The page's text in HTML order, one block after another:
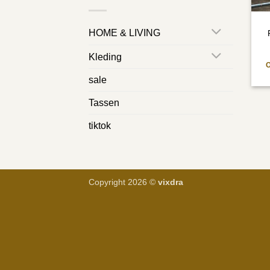
HOME & LIVING
Kleding
sale
Tassen
tiktok
Copyright 2026 © vixdra